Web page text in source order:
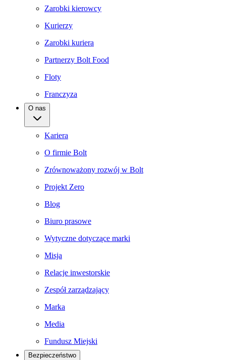
Zarobki kierowcy
Kurierzy
Zarobki kuriera
Partnerzy Bolt Food
Floty
Franczyza
O nas
Kariera
O firmie Bolt
Zrównoważony rozwój w Bolt
Projekt Zero
Blog
Biuro prasowe
Wytyczne dotyczące marki
Misja
Relacje inwestorskie
Zespół zarządzający
Marka
Media
Fundusz Miejski
Bezpieczeństwo